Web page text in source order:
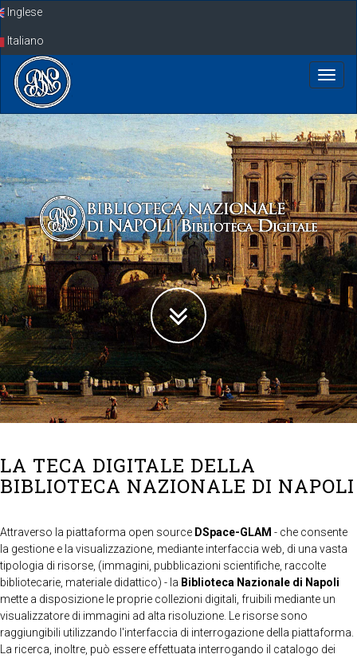
SkipInglese
Italiano
LA TECA DIGITALE DELLA
BIBLIOTECA NAZIONALE DI NAPOLI
Attraverso la piattaforma open source DSpace-GLAM - che consente
la gestione e la visualizzazione, mediante interfaccia web, di una vasta
tipologia di risorse, (immagini, pubblicazioni scientifiche, raccolte
bibliotecarie, materiale didattico) - la Biblioteca Nazionale di Napoli
mette a disposizione le proprie collezioni digitali, fruibili mediante un
visualizzatore di immagini ad alta risoluzione. Le risorse sono
raggiungibili utilizzando l'interfaccia di interrogazione della piattaforma.
La ricerca, inoltre, può essere effettuata interrogando il catalogo dei